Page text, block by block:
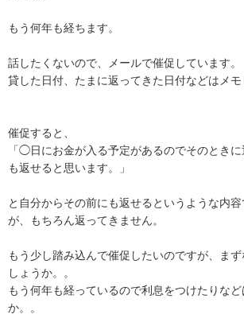
もう何年も経ちます。
話したくないので、メールで催促しています。
貸した日付、たまに返ってきた日付などはメモ
催促すると、
「◯日にお金が入る予定があるのでそのとき
も返せると思います。」
と自分からその前にも返せるというような内
が、もちろん返ってきません。
もう少し踏み込んで催促したいのですが、ま
しょうか。。
もう何年も経っているので利息をつけたりな
か。。